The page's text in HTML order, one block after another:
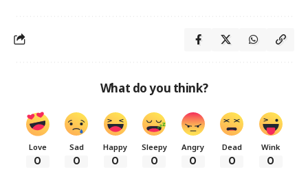
What do you think?
Love
0
Sad
0
Happy
0
Sleepy
0
Angry
0
Dead
0
Wink
0